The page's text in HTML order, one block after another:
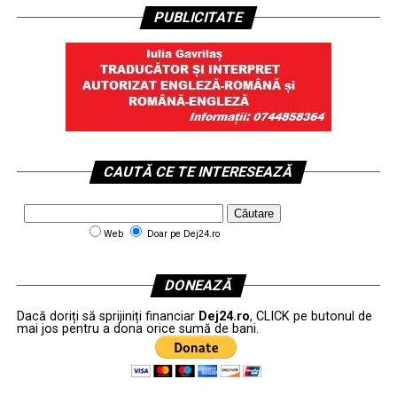
PUBLICITATE
CAUTĂ CE TE INTERESEAZĂ
Web Doar pe Dej24.ro
DONEAZĂ
Dacă doriți să sprijiniți financiar Dej24.ro, CLICK pe butonul de
mai jos pentru a dona orice sumă de bani.